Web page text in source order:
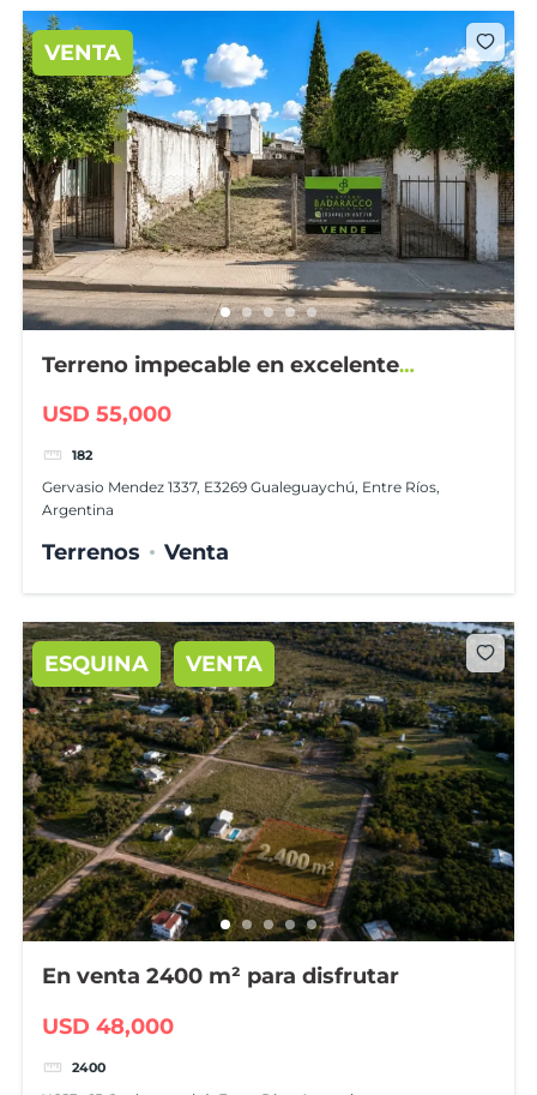
VENTA
Terreno impecable en excelente
USD 55,000
182
Gervasio Mendez 1337, E3269 Gualeguaychú, Entre Ríos,
Argentina
Terrenos Venta
ESQUINA VENTA
En venta 2400 m² para disfrutar
USD 48,000
2400